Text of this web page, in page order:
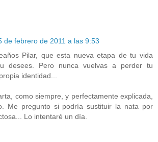
de febrero de 2011 a las 9:53
Pilar, que esta nueva etapa de tu vida
desees. Pero nunca vuelvas a perder tu
identidad...
como siempre, y perfectamente explicada,
Me pregunto si podría sustituir la nata por
Lo intentaré un día.